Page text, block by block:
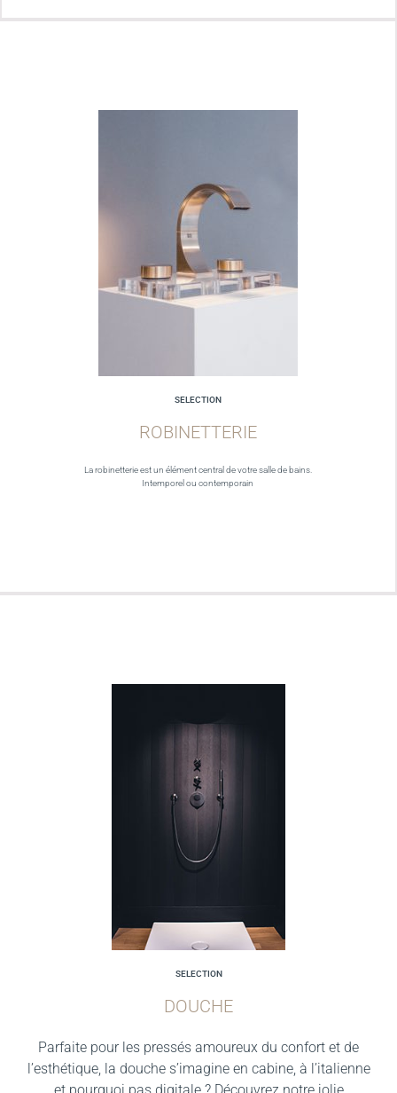
SELECTION
ROBINETTERIE
La robinetterie est un élément central de votre salle de bains.
Intemporel ou contemporain
SELECTION
DOUCHE
Parfaite pour les pressés amoureux du confort et de
l’esthétique, la douche s’imagine en cabine, à l’italienne
et pourquoi pas digitale ? Découvrez notre jolie